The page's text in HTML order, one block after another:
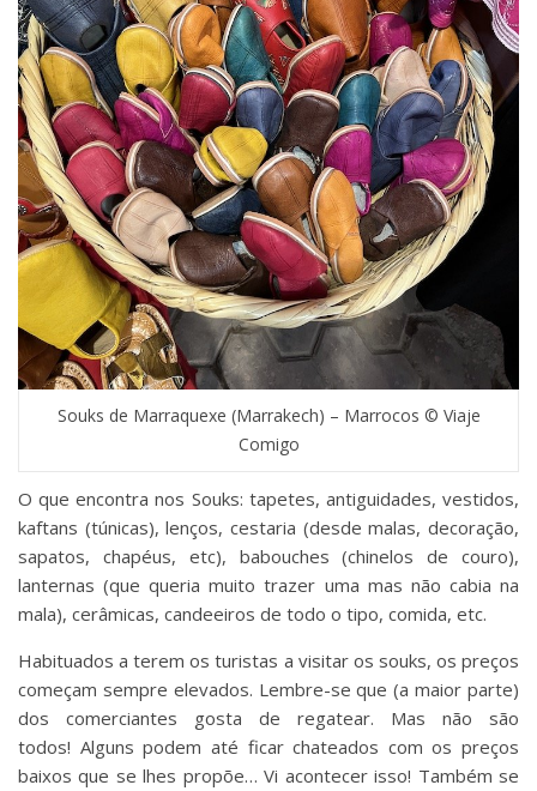
Souks de Marraquexe (Marrakech) – Marrocos © Viaje
Comigo
O que encontra nos Souks: tapetes, antiguidades, vestidos,
kaftans (túnicas), lenços, cestaria (desde malas, decoração,
sapatos, chapéus, etc), babouches (chinelos de couro),
lanternas (que queria muito trazer uma mas não cabia na
mala), cerâmicas, candeeiros de todo o tipo, comida, etc.
Habituados a terem os turistas a visitar os souks, os preços
começam sempre elevados. Lembre-se que (a maior parte)
dos comerciantes gosta de regatear. Mas não são
todos! Alguns podem até ficar chateados com os preços
baixos que se lhes propõe… Vi acontecer isso! Também se